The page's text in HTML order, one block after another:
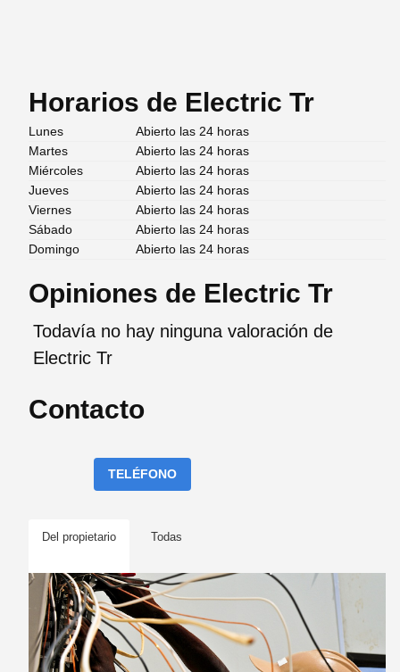
Horarios de Electric Tr
Lunes
Abierto las 24 horas
Martes
Abierto las 24 horas
Miércoles
Abierto las 24 horas
Jueves
Abierto las 24 horas
Viernes
Abierto las 24 horas
Sábado
Abierto las 24 horas
Domingo
Abierto las 24 horas
Opiniones de Electric Tr
Todavía no hay ninguna valoración de
Electric Tr
Contacto
TELÉFONO
Del propietario Todas